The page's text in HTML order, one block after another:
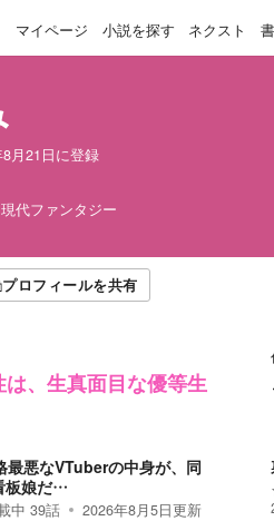
マイページ 小説を探す ネクスト
月21日に登録
現代ファンタジー
プロフィールを共有
は、生真面目な優等生
最悪なVTuberの中身が、同
板娘だ…
中 39話 2026年8月5日更新